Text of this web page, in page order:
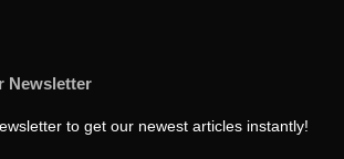
Newsletter
to get our newest articles instantly!